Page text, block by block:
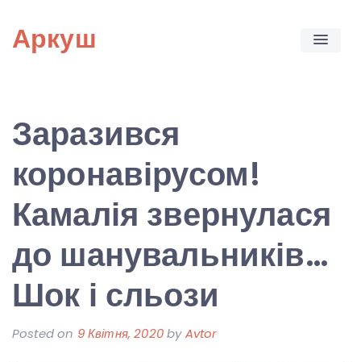
content
Аркуш
Заразився
коронавірусом!
Камалія звернулася
до шанувальників…
Шок і сльози
Posted on 9 Квітня, 2020byAvtor